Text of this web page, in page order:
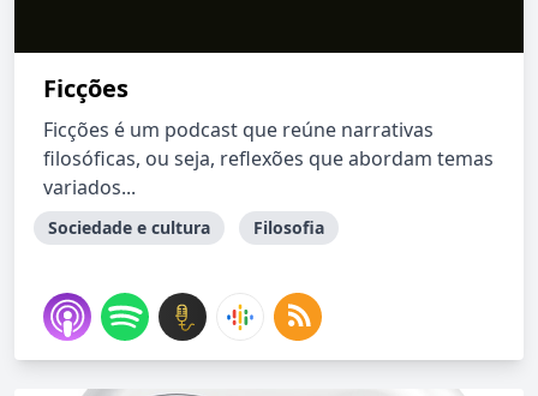
Ficções
Ficções é um podcast que reúne narrativas
filosóficas, ou seja, reflexões que abordam temas
variados...
Sociedade e cultura Filosofia